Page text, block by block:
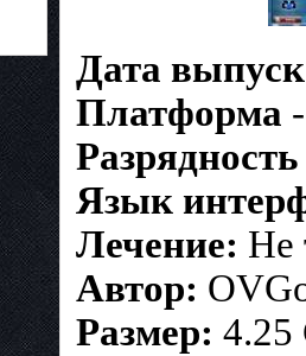
Дата
Платформа
Разрядность
Язык
Лечение: Не
Автор:
Размер: 4.25